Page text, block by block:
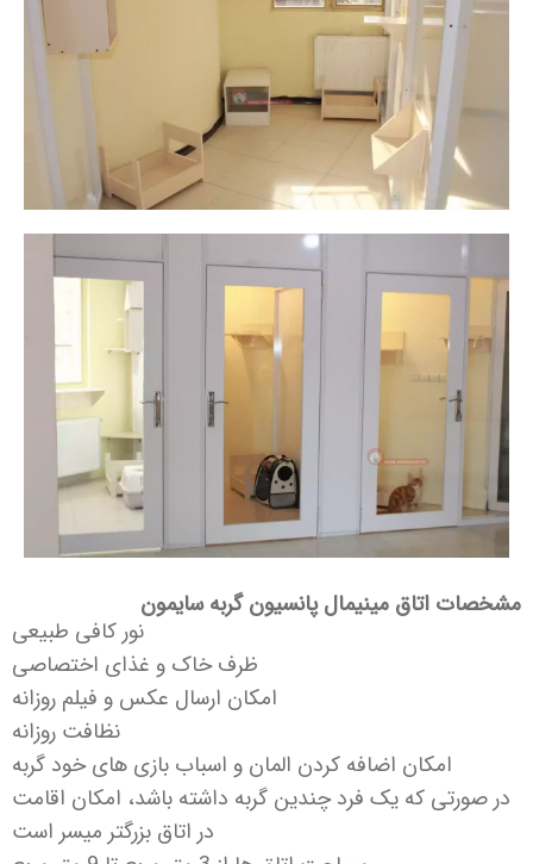
مشخصات اتاق مینیمال پانسیون گربه سایمون
نور کافی طبیعی
ظرف خاک و غذای اختصاصی
امکان ارسال عکس و فیلم روزانه
نظافت روزانه
امکان اضافه کردن المان و اسباب بازی های خود گربه
در صورتی که یک فرد چندین گربه داشته باشد، امکان اقامت
در اتاق بزرگتر میسر است